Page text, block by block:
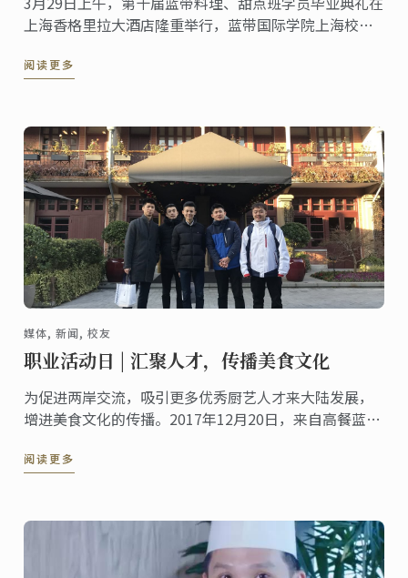
上海香格里拉大酒店隆重举行，蓝带国际学院上海校区
理商凌燕女士、诺莱仕游艇会(NYC)行政总厨帅晓剑、蓝
阅读更多
媒体, 新闻, 校友
职业活动日 | 汇聚人才，传播美食文化
为促进两岸交流，吸引更多优秀厨艺人才来大陆发展，
增进美食文化的传播。2017年12月20日，来自高餐蓝带
Fair职业活动。期间，学员与众多国际品牌酒店，高级餐
阅读更多